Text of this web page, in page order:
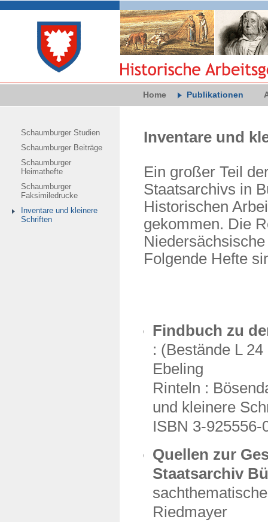
Home Publikationen
Schaumburger Studien
Schaumburger Beiträge
Schaumburger
Heimathefte
Schaumburger
Faksimiledrucke
Inventare und kleinere
Schriften
Inventare und
Ein großer Teil
Staatsarchivs in
Historischen
gekommen. Die
Folgende Hefte
Findbuch zu
: (Bestände L
Ebeling
Rinteln :
und kleinere
ISBN 3-925556-
Quellen zur
Staatsarchiv
Riedmayer